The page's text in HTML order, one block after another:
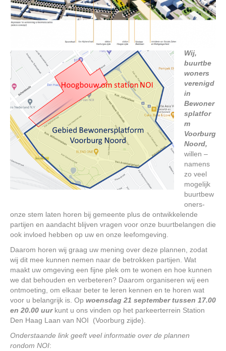
Wij,
buurtbe
woners
verenigd
in
Bewoner
splatfor
m
Voorburg
Noord,
willen –
namens
zo veel
mogelijk
buurtbew
oners-
onze stem laten horen bij gemeente plus de ontwikkelende
partijen en aandacht blijven vragen voor onze buurtbelangen die
ook invloed hebben op uw en onze leefomgeving.
Daarom horen wij graag uw mening over deze plannen, zodat
wij dit mee kunnen nemen naar de betrokken partijen. Wat
maakt uw omgeving een fijne plek om te wonen en hoe kunnen
we dat behouden en verbeteren? Daarom organiseren wij een
ontmoeting, om elkaar beter te leren kennen en te horen wat
voor u belangrijk is. Op woensdag 21 september tussen 17.00
en 20.00 uurkunt u ons vinden op het parkeerterrein Station
Den Haag Laan van NOI (Voorburg zijde).
Onderstaande link geeft veel informatie over de plannen
rondom NOI: